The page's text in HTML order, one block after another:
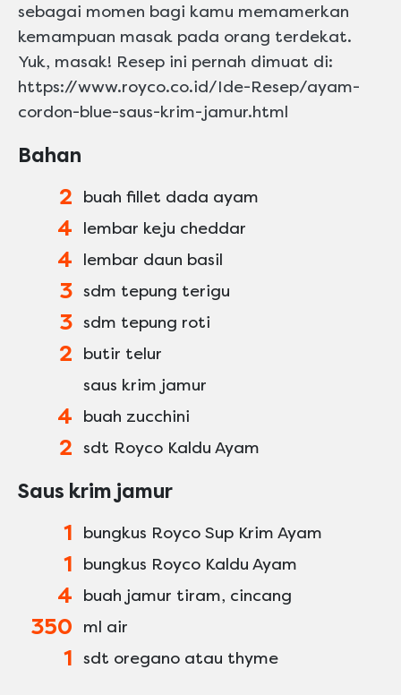
sebagai momen bagi kamu memamerkan
kemampuan masak pada orang terdekat.
Yuk, masak! Resep ini pernah dimuat di:
https://www.royco.co.id/Ide-Resep/ayam-
cordon-blue-saus-krim-jamur.html
Bahan
2 buah fillet dada ayam
4 lembar keju cheddar
4 lembar daun basil
3 sdm tepung terigu
3 sdm tepung roti
2
butir telur
saus krim jamur
4 buah zucchini
2 sdt Royco Kaldu Ayam
Saus krim jamur
1 bungkus Royco Sup Krim Ayam
1 bungkus Royco Kaldu Ayam
4 buah jamur tiram, cincang
350 ml air
1 sdt oregano atau thyme